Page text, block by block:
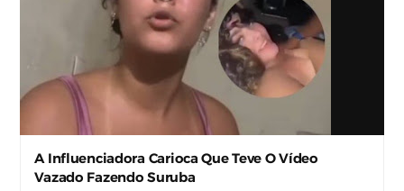
A Influenciadora Carioca Que Teve O Vídeo
Vazado Fazendo Suruba